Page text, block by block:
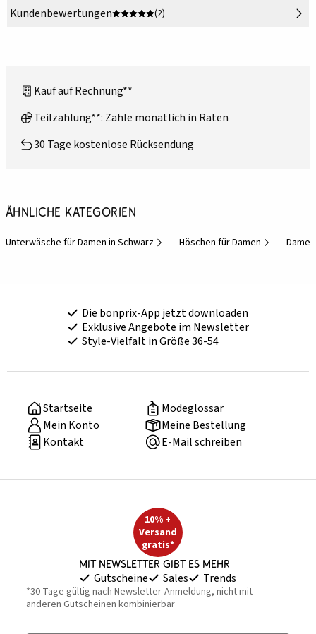
Kundenbewertungen
(2)
Kauf auf Rechnung**
Teilzahlung**: Zahle monatlich in Raten
30 Tage kostenlose Rücksendung
Ähnliche Kategorien
Unterwäsche für Damen in Schwarz Höschen für Damen
Die bonprix-App jetzt downloaden
Exklusive Angebote im Newsletter
Style-Vielfalt in Größe 36-54
Startseite
Modeglossar
Mein Konto
Meine Bestellung
Kontakt
E-Mail schreiben
10% +
Versand
gratis*
Mit Newsletter gibt es mehr
Gutscheine Sales Trends
*30 Tage gültig nach Newsletter-Anmeldung, nicht mit
anderen Gutscheinen kombinierbar